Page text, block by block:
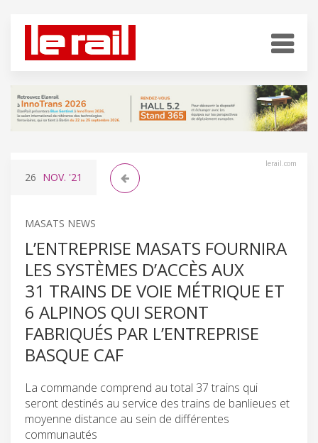
lerail.com
26 NOV. '21
MASATS NEWS
L’ENTREPRISE MASATS FOURNIRA
LES SYSTÈMES D’ACCÈS AUX
31 TRAINS DE VOIE MÉTRIQUE ET
6 ALPINOS QUI SERONT
FABRIQUÉS PAR L’ENTREPRISE
BASQUE CAF
La commande comprend au total 37 trains qui
seront destinés au service des trains de banlieues et
moyenne distance au sein de différentes
communautés